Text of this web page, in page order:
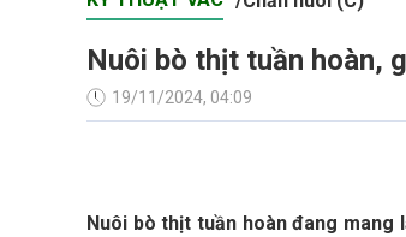
Nuôi bò thịt tuần hoàn,
19/11/2024, 04:09
Nuôi bò thịt tuần hoàn đang